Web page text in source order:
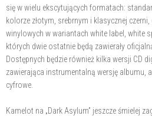
się w wielu ekscytujących formatach:
kolorze złotym, srebrnym i klasycznej
winylowych w wariantach white label, white
których dwie ostatnie będą zawierały
Dostępnych będzie również kilka wersji CD
zawierająca instrumentalną wersję albumu,
cyfrowe.
Kamelot na „Dark Asylum” jeszcze śmielej